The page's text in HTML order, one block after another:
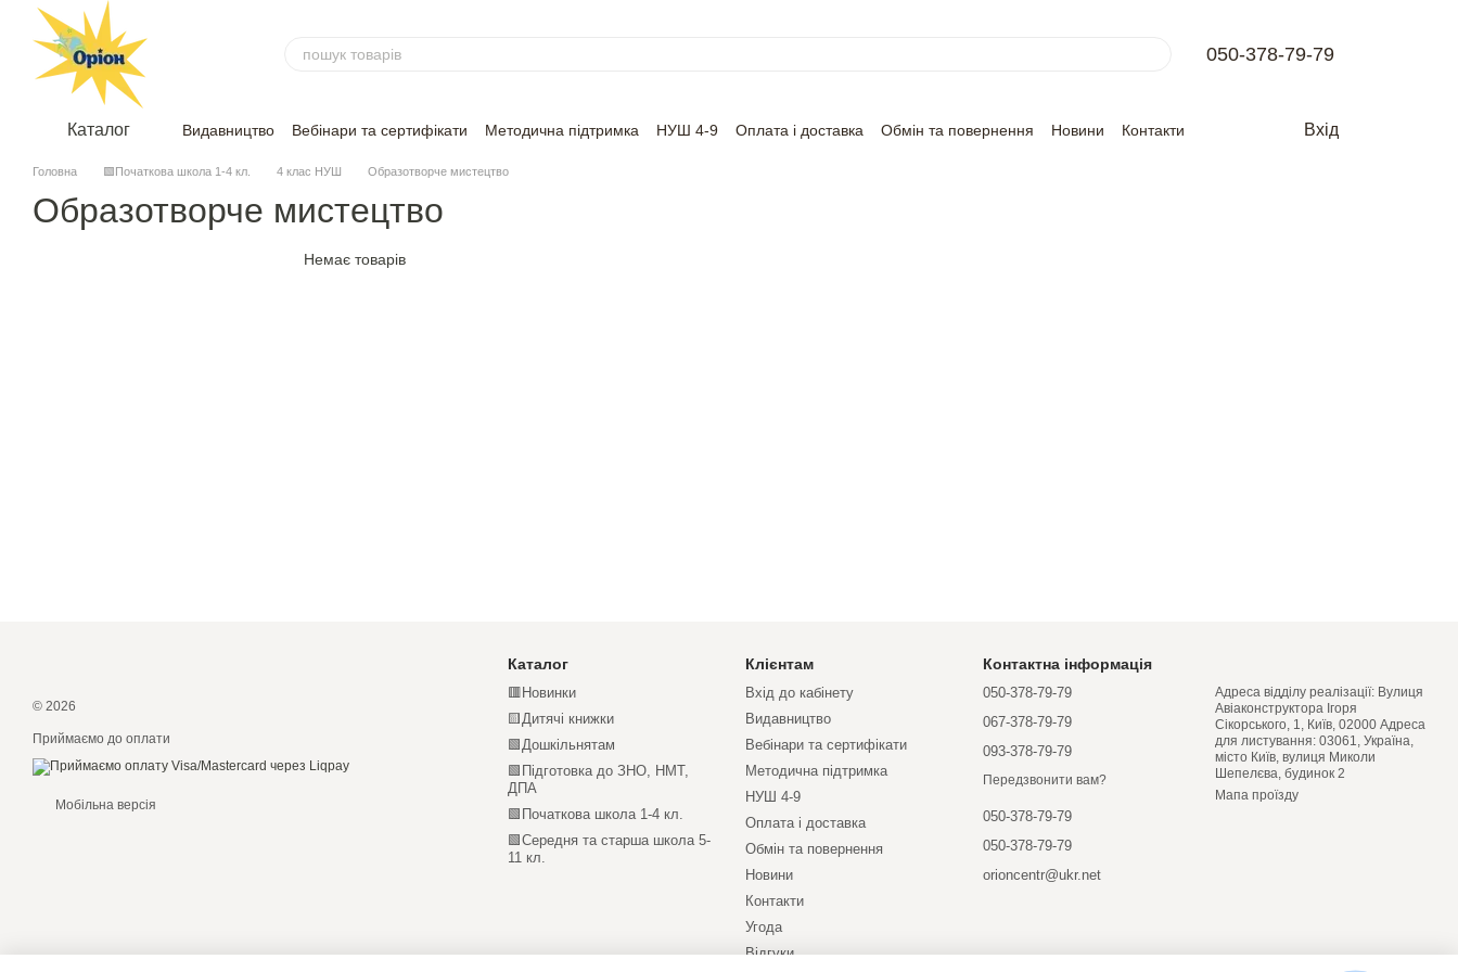
Перейти до основного контенту
050-378-79-79
Каталог Видавництво Вебінари та сертифікати Методична підтримка НУШ 4-9 Оплата і доставка Обмін та повернення Новини
Контакти
Вхід
Головна 🟩Початкова школа 1-4 кл. 4 клас НУШ Образотворче мистецтво
Образотворче мистецтво
Немає товарів
© 2026
Приймаємо до оплати
Мобільна версія
Каталог
🟥Новинки
🟨Дитячі книжки
🟩Дошкільнятам
🟩Підготовка до ЗНО, НМТ,
ДПА
🟩Початкова школа 1-4 кл.
🟩Середня та старша школа 5-
11 кл.
Клієнтам
Вхід до кабінету
Видавництво
Вебінари та сертифікати
Методична підтримка
НУШ 4-9
Оплата і доставка
Обмін та повернення
Новини
Контакти
Угода
Відгуки
Контактна інформація
050-378-79-79
067-378-79-79
093-378-79-79
Передзвонити вам?
050-378-79-79
050-378-79-79
orioncentr@ukr.net
Адреса відділу реалізації: Вулиця
Авіаконструктора Ігоря
Сікорського, 1, Київ, 02000 Адреса
для листування: 03061, Україна,
місто Київ, вулиця Миколи
Шепелєва, будинок 2
Мапа проїзду